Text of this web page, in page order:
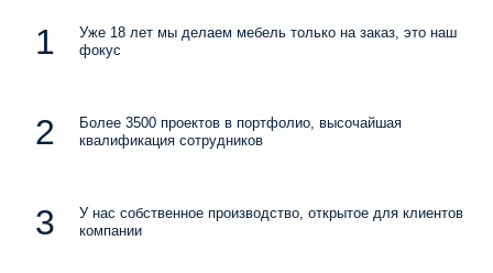
Уже 18 лет мы делаем мебель только на заказ, это наш
фокус
Более 3500 проектов в портфолио, высочайшая
квалификация сотрудников
У нас собственное производство, открытое для клиентов
компании